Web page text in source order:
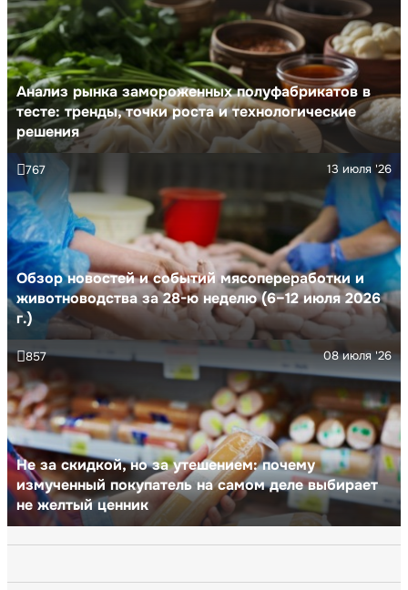
Анализ рынка замороженных полуфабрикатов в
тесте: тренды, точки роста и технологические
решения
Обзор новостей и событий мясопереработки и
животноводства за 28-ю неделю (6–12 июля 2026
г.)
13 июля '26
767
Не за скидкой, но за утешением: почему
измученный покупатель на самом деле выбирает
не желтый ценник
08 июля '26
857